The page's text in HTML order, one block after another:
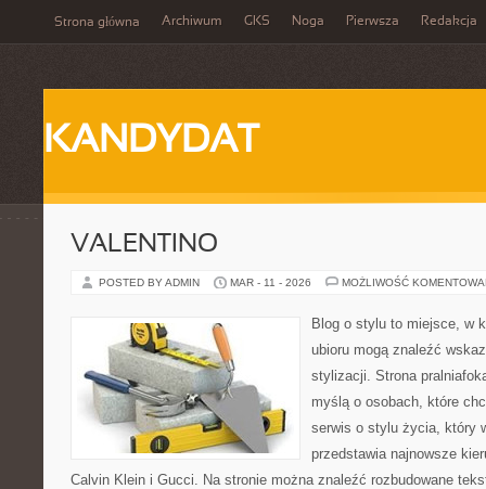
Strona główna Archiwum GKS Noga Pierwsza Redakcja
KANDYDAT
VALENTINO
POSTED BY ADMIN MAR - 11 - 2026 MOŻLIWOŚĆ
Blog o stylu to miejsce, w
ubioru mogą znaleźć
stylizacji. Strona
myślą o osobach, które
serwis o stylu życia, który
przedstawia najnowsze
Calvin Klein i Gucci. Na stronie można znaleźć rozbudowane